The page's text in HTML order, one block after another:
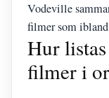
Vodeville
filmer som
Hur
filmer i